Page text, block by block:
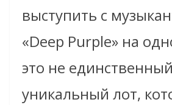
выступить с
«Deep Purple» на
это не единственный
уникальный лот,